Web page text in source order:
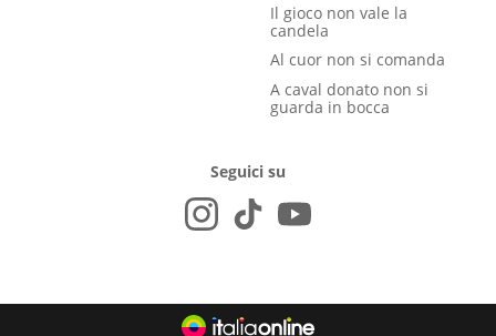
Il gioco non vale la
candela
Al cuor non si comanda
A caval donato non si
guarda in bocca
Seguici su